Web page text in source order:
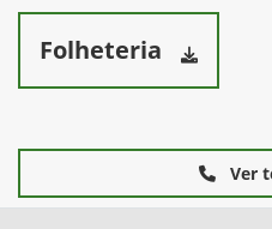
Folheteria
Ver